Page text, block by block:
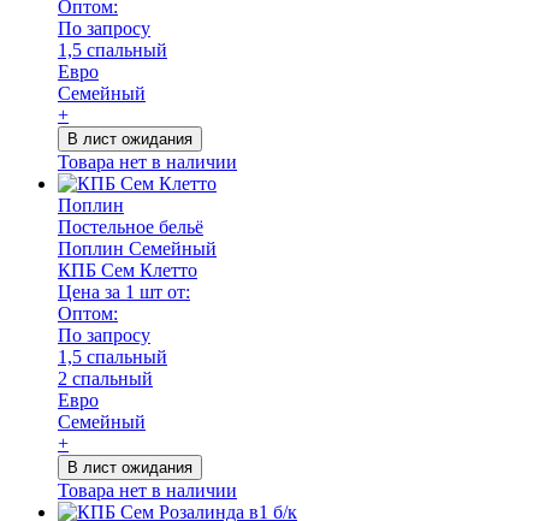
Оптом:
По запросу
1,5 спальный
Евро
Семейный
+
В лист ожидания
Товара нет в наличии
Поплин
Постельное бельё
Поплин Семейный
КПБ Сем Клетто
Цена за 1 шт от:
Оптом:
По запросу
1,5 спальный
2 спальный
Евро
Семейный
+
В лист ожидания
Товара нет в наличии